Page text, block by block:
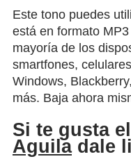
Este tono puedes
está en formato
mayoría de los
smartfones,
Windows,
más. Baja ahora
Si te gusta
Aguiladale